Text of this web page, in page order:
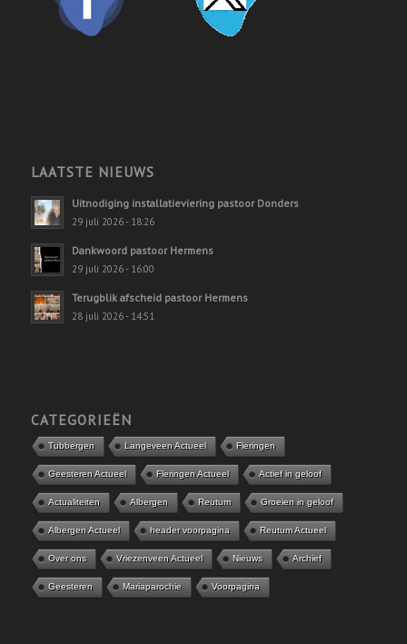
LAATSTE NIEUWS
Uitnodiging installatieviering pastoor Donders
29 juli 2026 - 18:26
Dankwoord pastoor Hermens
29 juli 2026 - 16:00
Terugblik afscheid pastoor Hermens
28 juli 2026 - 14:51
CATEGORIEËN
Tubbergen Langeveen Actueel Fleringen
Geesteren Actueel Fleringen Actueel Actief in geloof
Actualiteiten Albergen Reutum Groeien in geloof
Albergen Actueel header voorpagina Reutum Actueel
Over ons Vriezenveen Actueel Nieuws Archief
Geesteren Mariaparochie Voorpagina